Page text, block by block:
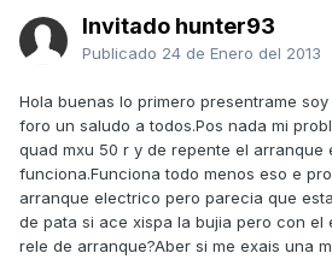
Invitado hunter93
Publicado 24 de Enero del 2013
Hola buenas lo primero presentrame
foro un saludo a todos.Pos nada mi
quad mxu 50 r y de repente el arranque
funciona.Funciona todo menos eso e
arranque electrico pero parecia que
de pata si ace xispa la bujia pero con el
rele de arranque?Aber si me exais una